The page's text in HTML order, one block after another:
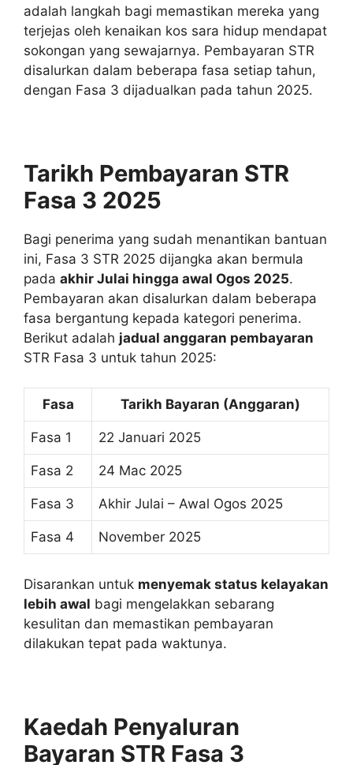
adalah langkah bagi memastikan mereka yang
terjejas oleh kenaikan kos sara hidup mendapat
sokongan yang sewajarnya. Pembayaran STR
disalurkan dalam beberapa fasa setiap tahun,
dengan Fasa 3 dijadualkan pada tahun 2025.
Tarikh Pembayaran STR
Fasa 3 2025
Bagi penerima yang sudah menantikan bantuan
ini, Fasa 3 STR 2025 dijangka akan bermula
pada akhir Julai hingga awal Ogos 2025.
Pembayaran akan disalurkan dalam beberapa
fasa bergantung kepada kategori penerima.
Berikut adalah jadual anggaran pembayaran
STR Fasa 3 untuk tahun 2025:
Fasa Tarikh Bayaran (Anggaran)
Fasa 1 22 Januari 2025
Fasa 2 24 Mac 2025
Fasa 3 Akhir Julai – Awal Ogos 2025
Fasa 4 November 2025
Disarankan untuk menyemak status kelayakan
lebih awal bagi mengelakkan sebarang
kesulitan dan memastikan pembayaran
dilakukan tepat pada waktunya.
Kaedah Penyaluran
Bayaran STR Fasa 3